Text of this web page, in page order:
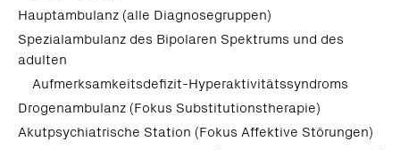
Hauptambulanz (alle Diagnosegruppen)
Spezialambulanz des Bipolaren Spektrums und des
adulten
Aufmerksamkeitsdefizit-Hyperaktivitätssyndroms
Drogenambulanz (Fokus Substitutionstherapie)
Akutpsychiatrische Station (Fokus Affektive Störungen)